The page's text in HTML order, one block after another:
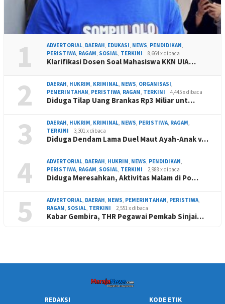
1 ADVERTORIAL, DAERAH, EDUKASI, NEWS, PENDIDIKAN,
PERISTIWA, RAGAM, SOSIAL, TERKINI 8,664 x dibaca
Klarifikasi Dosen Soal Mahasiswa KKN UIA…
2 DAERAH, HUKRIM, KRIMINAL, NEWS, ORGANISASI,
PEMERINTAHAN, PERISTIWA, RAGAM, TERKINI 4,445 x dibaca
Diduga Tilap Uang Brankas Rp3 Miliar unt…
3 DAERAH, HUKRIM, KRIMINAL, NEWS, PERISTIWA, RAGAM,
TERKINI
3,301 x dibaca
Diduga Dendam Lama Duel Maut Ayah-Anak v…
4 ADVERTORIAL, DAERAH, HUKRIM, NEWS, PENDIDIKAN,
PERISTIWA, RAGAM, SOSIAL, TERKINI 2,988 x dibaca
Diduga Meresahkan, Aktivitas Malam di Po…
5 ADVERTORIAL, DAERAH, NEWS, PEMERINTAHAN, PERISTIWA,
RAGAM, SOSIAL, TERKINI 2,551 x dibaca
Kabar Gembira, THR Pegawai Pemkab Sinjai…
REDAKSI KODE ETIK